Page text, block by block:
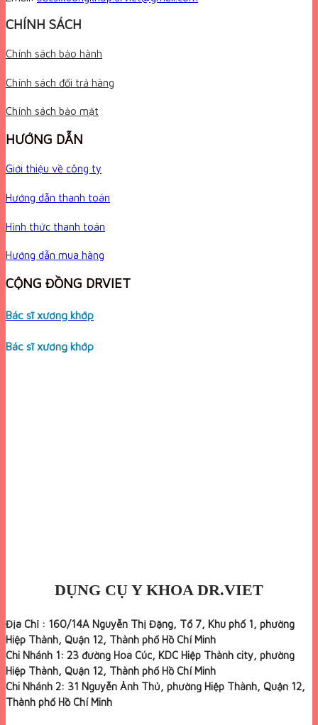
CHÍNH SÁCH
Chính sách bảo hành
Chính sách đổi trả hàng
Chính sách bảo mật
HƯỚNG DẪN
Giới thiệu về công ty
Hướng dẫn thanh toán
Hình thức thanh toán
Hướng dẫn mua hàng
CỘNG ĐỒNG DRVIET
Bác sĩ xương khớp
Bác sĩ xương khớp
DỤNG CỤ Y KHOA DR.VIET
Địa Chỉ : 160/14A Nguyễn Thị Đặng, Tổ 7, Khu phố 1, phường
Hiệp Thành, Quận 12, Thành phố Hồ Chí Minh
Chi Nhánh 1: 23 đường Hoa Cúc, KDC Hiệp Thành city, phường
Hiệp Thành, Quận 12, Thành phố Hồ Chí Minh
Chi Nhánh 2: 31 Nguyễn Ảnh Thủ, phường Hiệp Thành, Quận 12,
Thành phố Hồ Chí Minh